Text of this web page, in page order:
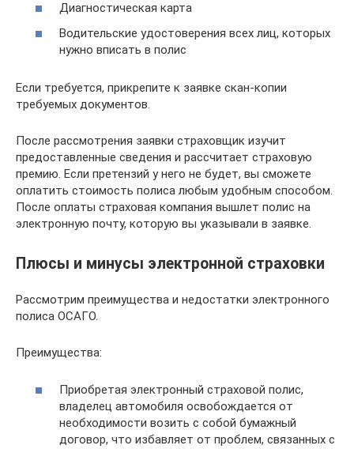
Диагностическая карта
Водительские удостоверения всех лиц, которых
нужно вписать в полис
Если требуется, прикрепите к заявке скан-копии
требуемых документов.
После рассмотрения заявки страховщик изучит
предоставленные сведения и рассчитает страховую
премию. Если претензий у него не будет, вы сможете
оплатить стоимость полиса любым удобным способом.
После оплаты страховая компания вышлет полис на
электронную почту, которую вы указывали в заявке.
Плюсы и минусы электронной страховки
Рассмотрим преимущества и недостатки электронного
полиса ОСАГО.
Преимущества:
Приобретая электронный страховой полис,
владелец автомобиля освобождается от
необходимости возить с собой бумажный
договор, что избавляет от проблем, связанных с